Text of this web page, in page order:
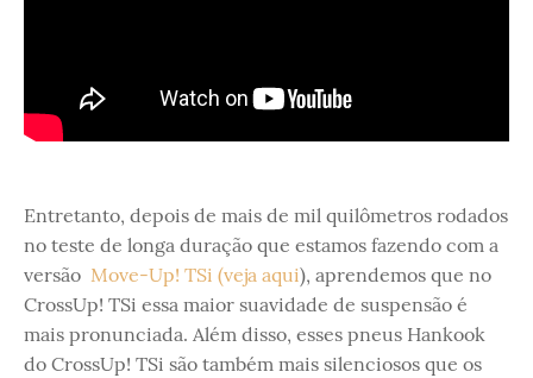
Entretanto, depois de mais de mil quilômetros rodados
no teste de longa duração que estamos fazendo com a
versão Move-Up! TSi (veja aqui), aprendemos que no
CrossUp! TSi essa maior suavidade de suspensão é
mais pronunciada. Além disso, esses pneus Hankook
do CrossUp! TSi são também mais silenciosos que os